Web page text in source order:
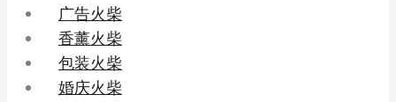
广告火柴
香薰火柴
包装火柴
婚庆火柴